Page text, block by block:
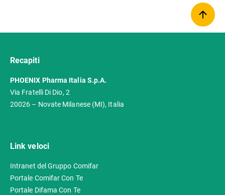
Recapiti
PHOENIX Pharma Italia S.p.A.
Via Fratelli Di Dio, 2
20026 – Novate Milanese (MI), Italia
Link veloci
Intranet del Gruppo Comifar
Portale Comifar Con Te
Portale Difama Con Te